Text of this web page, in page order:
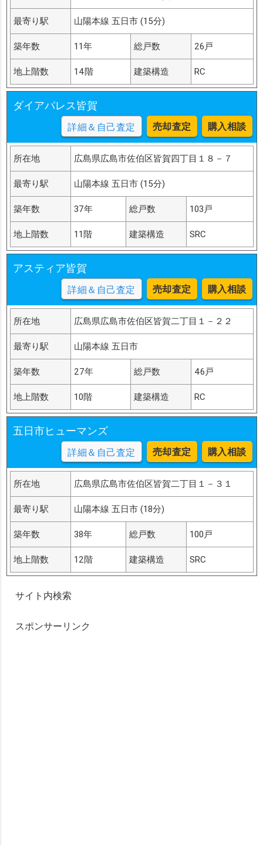
最寄り駅 山陽本線 五日市 (15分)
築年数 11年 総戸数 26戸
地上階数 14階 建築構造 RC
ダイアパレス皆賀
詳細＆自己査定 売却査定 購入相談
所在地 広島県広島市佐伯区皆賀四丁目１８－７
最寄り駅 山陽本線 五日市 (15分)
築年数 37年 総戸数 103戸
地上階数 11階 建築構造 SRC
アスティア皆賀
詳細＆自己査定 売却査定 購入相談
所在地 広島県広島市佐伯区皆賀二丁目１－２２
最寄り駅 山陽本線 五日市
築年数 27年 総戸数 46戸
地上階数 10階 建築構造 RC
五日市ヒューマンズ
詳細＆自己査定 売却査定 購入相談
所在地 広島県広島市佐伯区皆賀二丁目１－３１
最寄り駅 山陽本線 五日市 (18分)
築年数 38年 総戸数 100戸
地上階数 12階 建築構造 SRC
サイト内検索
スポンサーリンク